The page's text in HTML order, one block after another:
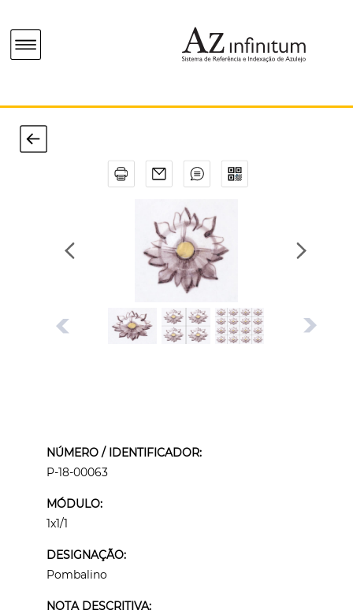
NÚMERO / IDENTIFICADOR:
P-18-00063
MÓDULO:
1x1/1
DESIGNAÇÃO:
Pombalino
NOTA DESCRITIVA: